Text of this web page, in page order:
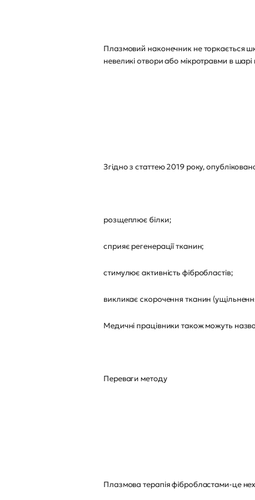
Плазмовий наконечник не торкається
невеликі отвори або мікротравми в шарі
Згідно з статтею 2019 року,
розщеплює білки;
сприяє регенерації тканин;
стимулює активність фібробластів;
викликає скорочення тканин
Медичні працівники також можуть
Переваги методу
Плазмова терапія фібробластами-це